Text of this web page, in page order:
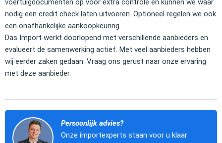
nodig een credit check laten uitvoeren. Optioneel regelen we ook
een onafhankelijke aankoopkeuring.
Das Import werkt doorlopend met verschillende aanbieders en
evalueert de samenwerking actief. Met veel aanbieders hebben
wij eerder zaken gedaan. Vraag ons gerust naar onze ervaring
met deze aanbieder.
Persoonlijk advies?
Onze importexperts staan voor u klaar